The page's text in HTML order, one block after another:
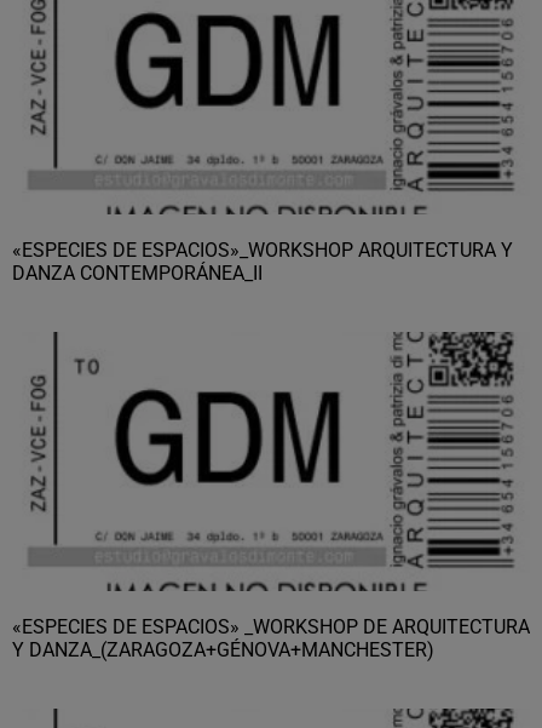
«ESPECIES DE ESPACIOS»_WORKSHOP ARQUITECTURA Y
DANZA CONTEMPORÁNEA_II
«ESPECIES DE ESPACIOS» _WORKSHOP DE ARQUITECTURA
Y DANZA_(ZARAGOZA+GÉNOVA+MANCHESTER)